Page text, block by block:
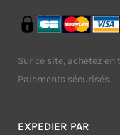
EXPEDIER PAR
Sur ce site, achetez
Paiements sécurisés.